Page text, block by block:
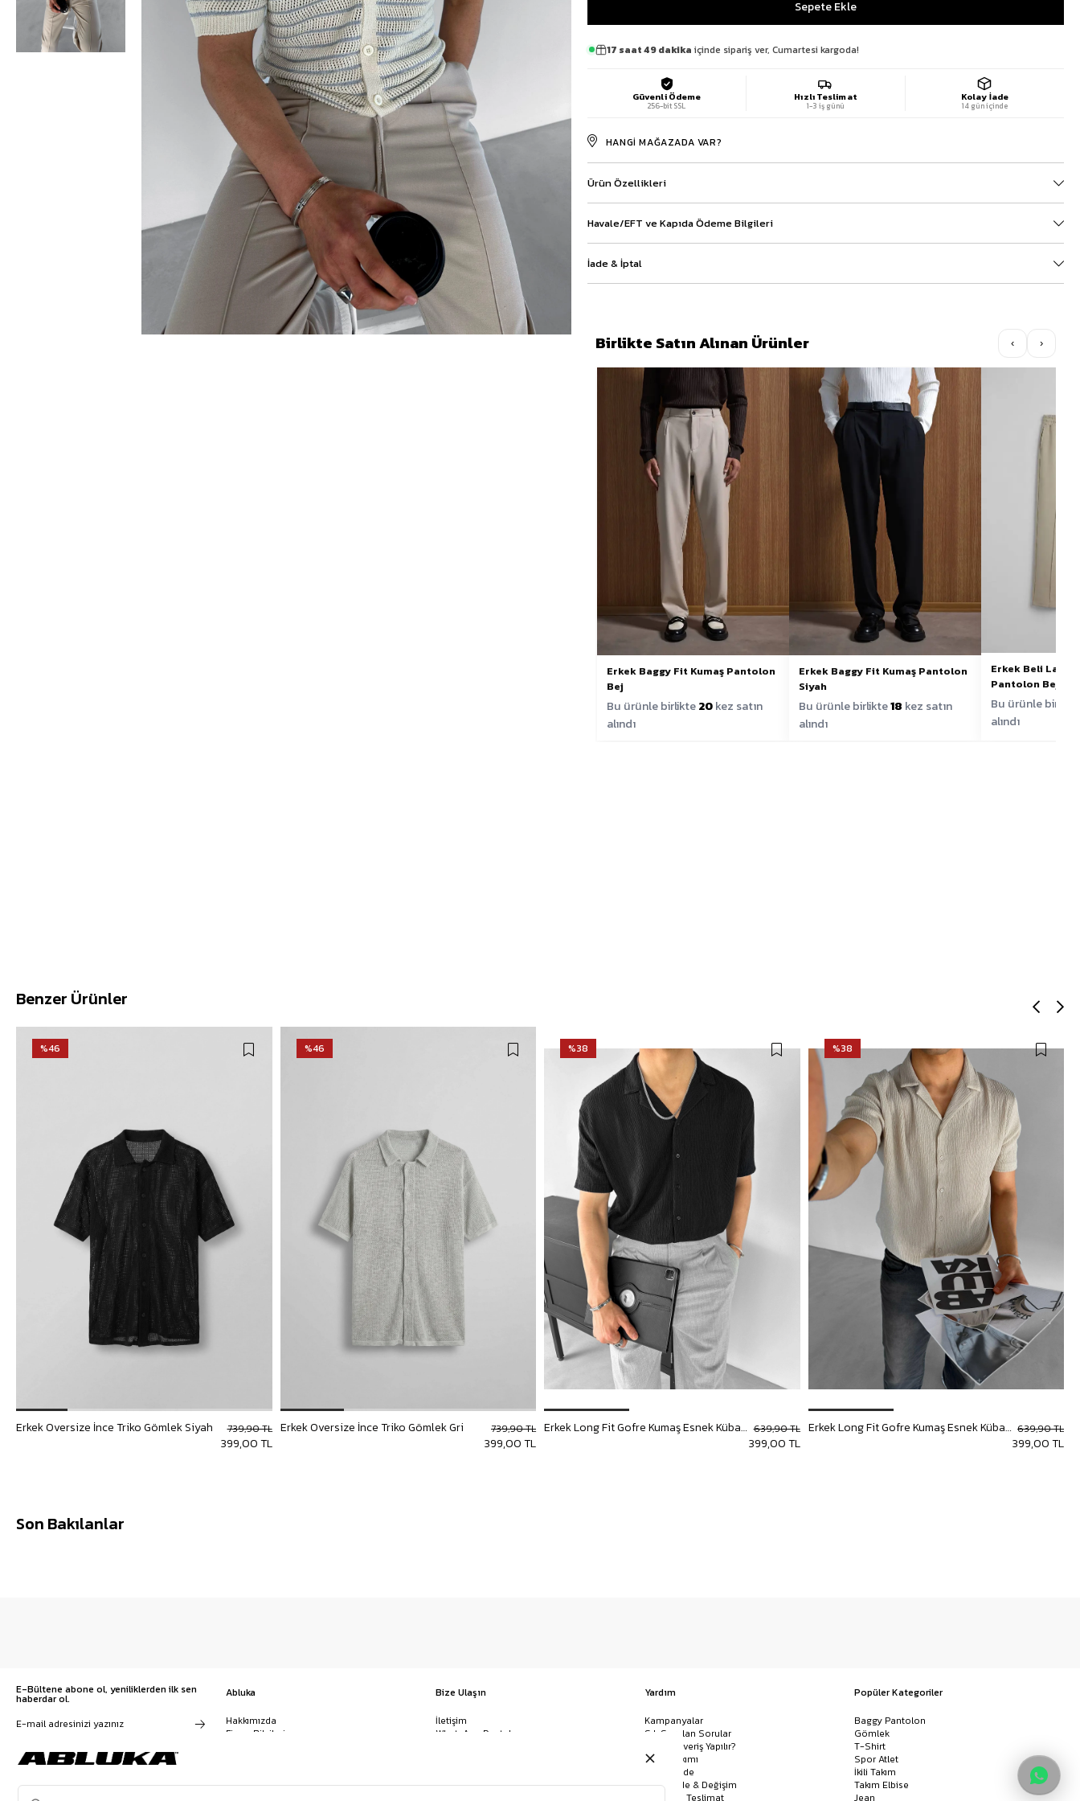
Bisiklet Yaka T-Shirt
Pamuklu T-Shirt
Spor Atleti
Sweatshirt
Hoodie / Kapüşonlu
Kazak
Baggy Şort
Keten Şort
Kargo Şort
İKİLİ TAKIM
Gömlek Pantolon Takım
Ceket Pantolon Takım
Eşofman Takımı
17 saat 49 dakika içinde sipariş ver, Cumartesi kargoda!
Güvenli Ödeme
256-bit SSL
Hızlı Teslimat
1-3 iş günü
Kolay İade
14 gün içinde
HANGI MAĞAZADA VAR?
Ürün Özellikleri
Havale/EFT ve Kapıda Ödeme Bilgileri
İade & İptal
Birlikte Satın Alınan Ürünler ‹ ›
Erkek Baggy Fit Kumaş Pantolon
Bej
Bu ürünle birlikte20kez satın
alındı
Erkek Baggy Fit Kumaş Pantolon
Siyah
Bu ürünle birlikte18 kez satın
alındı
Erkek Beli
Pantolon Bej
Bu ürünle
alındı
Benzer Ürünler
%46
Erkek Oversize İnce Triko Gömlek Siyah
399,00 TL
739,90 TL
%46
Erkek Oversize İnce Triko Gömlek Gri
399,00 TL
739,90 TL
%38
Erkek Long Fit Gofre Kumaş Esnek Küba Yaka Gömlek Siyah
399,00 TL
639,90 TL
%38
Erkek Long Fit Gofre Kumaş Esnek Küba Yaka Gömlek Bej
399,00 TL
639,90 TL
Son Bakılanlar
E-Bültene abone ol, yeniliklerden ilk sen
haberdar ol.
Kampanyalar, ürünler ve
değişiklikler hakkında e-mail ve
Abluka
Hakkımızda
Firma Bilgileri
Sözleşmeler
Bize Ulaşın
İletişim
WhatsApp Destek
Havale/EFT ve Kapıda Ödeme
Yardım
Kampanyalar
Sık Sorulan Sorular
Nasıl Alışveriş Yapılır?
Giysi Bakımı
İptal & İade
Kolay İade & Değişim
Kargo ve Teslimat
Popüler Kategoriler
Baggy Pantolon
Gömlek
T-Shirt
Spor Atlet
İkili Takım
Takım Elbise
Jean